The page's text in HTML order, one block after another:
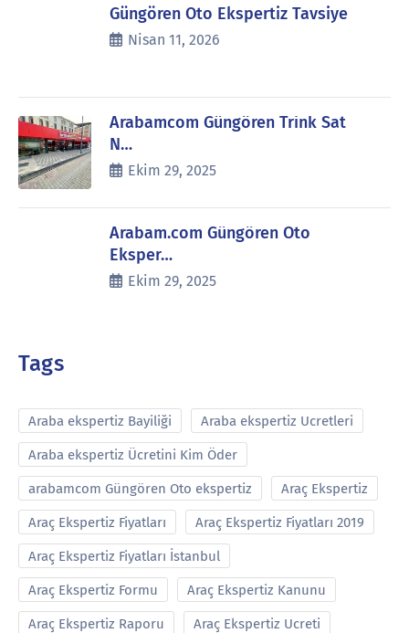
Güngören Oto Ekspertiz Tavsiye
Nisan 11, 2026
Arabamcom Güngören Trink Sat
N…
Ekim 29, 2025
Arabam.com Güngören Oto
Eksper…
Ekim 29, 2025
Tags
Araba ekspertiz Bayiliği Araba ekspertiz Ucretleri
Araba ekspertiz Ücretini Kim Öder
arabamcom Güngören Oto ekspertiz Araç Ekspertiz
Araç Ekspertiz Fiyatları Araç Ekspertiz Fiyatları 2019
Araç Ekspertiz Fiyatları İstanbul
Araç Ekspertiz Formu Araç Ekspertiz Kanunu
Araç Ekspertiz Raporu Araç Ekspertiz Ucreti